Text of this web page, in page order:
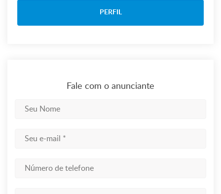
PERFIL
Fale com o anunciante